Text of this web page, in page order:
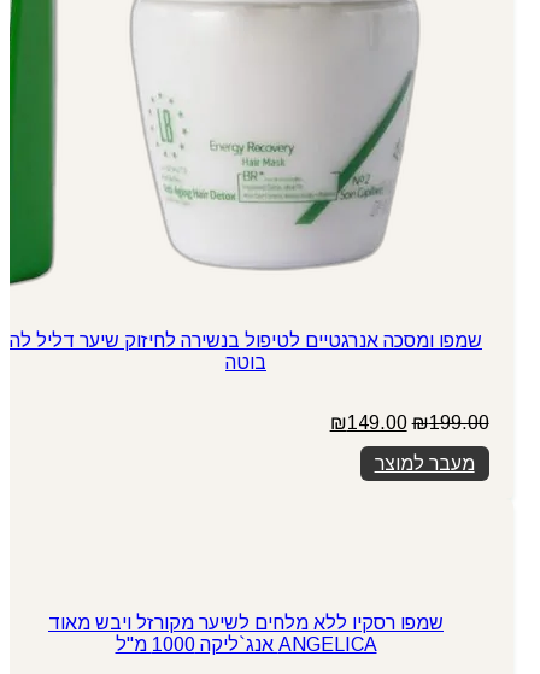
שמפו ומסכה אנרגטיים לטיפול בנשירה לחיזוק שיער דליל לה
בוטה
₪199.00
המחיר
המקורי
היה:
₪199.00.
₪149.00
מעבר למוצר
שמפו רסקיו ללא מלחים לשיער מקורזל ויבש מאוד
ANGELICA אנג`ליקה 1000 מ"ל